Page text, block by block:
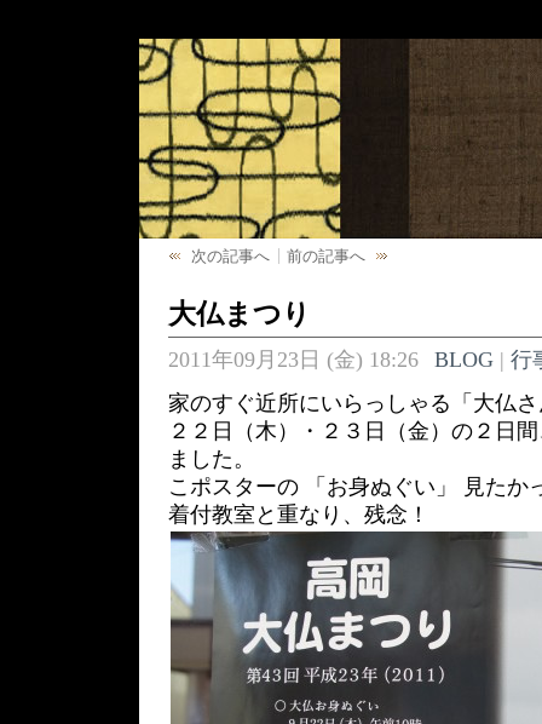
次の記事へ 前の記事へ
大仏まつり
2011年09月23日 (金) 18:26 BLOG| 行
家のすぐ近所にいらっしゃる「大仏
２２日（木）・２３日（金）の２日
ました。
こポスターの 「お身ぬぐい」 見たか
着付教室と重なり、残念！